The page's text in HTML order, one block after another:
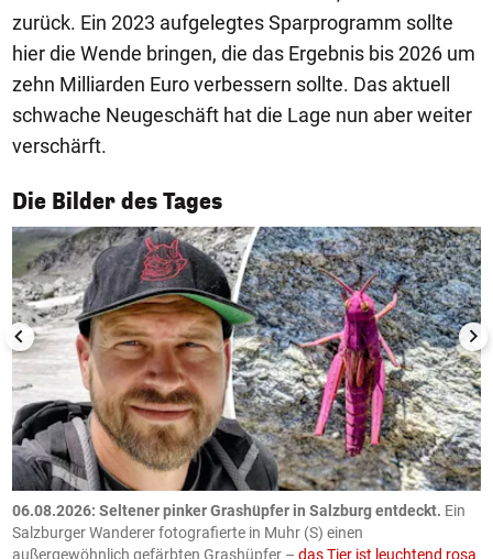
zurück. Ein 2023 aufgelegtes Sparprogramm sollte
hier die Wende bringen, die das Ergebnis bis 2026 um
zehn Milliarden Euro verbessern sollte. Das aktuell
schwache Neugeschäft hat die Lage nun aber weiter
verschärft.
Die Bilder des Tages
1/50
06.08.2026: Seltener pinker Grashüpfer in Salzburg entdeckt. Ein
Salzburger Wanderer fotografierte in Muhr (S) einen
außergewöhnlich gefärbten Grashüpfer – das Tier ist leuchtend rosa